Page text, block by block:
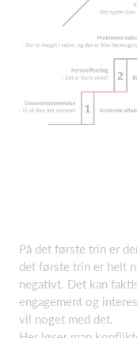
På det første trin er
det første trin er helt
negativt. Det kan
engagement og
vil noget med det.